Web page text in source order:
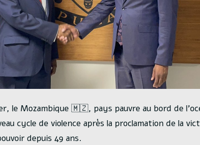
le Mozambique 🇲🇿, pays pauvre au bord de
cycle de violence après la proclamation de la
depuis 49 ans.